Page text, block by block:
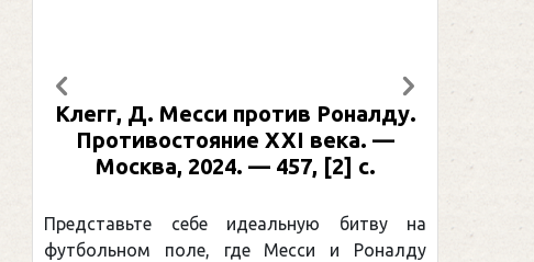
Клегг, Д. Месси против Роналду.
Противостояние XXI века. —
Москва, 2024. — 457, [2] с.
Представьте себе идеальную битву на
футбольном поле, где Месси и Роналду
Предыдущий Следующий